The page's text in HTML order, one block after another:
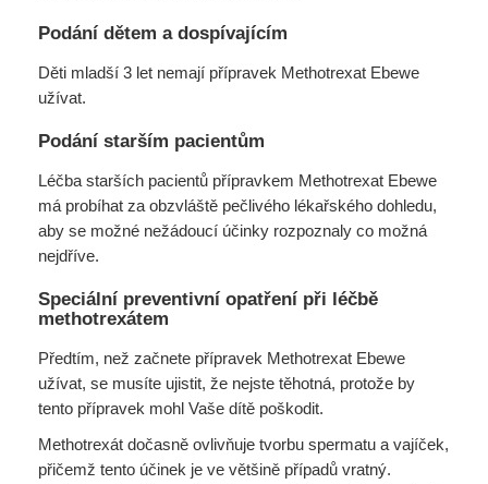
Podání dětem a dospívajícím
Děti mladší 3 let nemají přípravek Methotrexat Ebewe
užívat.
Podání starším pacientům
Léčba starších pacientů přípravkem Methotrexat Ebewe
má probíhat za obzvláště pečlivého lékařského dohledu,
aby se možné nežádoucí účinky rozpoznaly co možná
nejdříve.
Speciální preventivní opatření při léčbě
methotrexátem
Předtím, než začnete přípravek Methotrexat Ebewe
užívat, se musíte ujistit, že nejste těhotná, protože by
tento přípravek mohl Vaše dítě poškodit.
Methotrexát dočasně ovlivňuje tvorbu spermatu a vajíček,
přičemž tento účinek je ve většině případů vratný.